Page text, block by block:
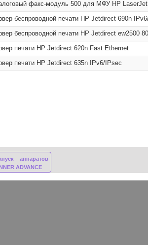
факс-модуль 500 для МФУ HP LaserJet
беспроводной печати HP Jetdirect 690n
беспроводной печати HP Jetdirect ew2500
печати HP Jetdirect 620n Fast Ethernet
печати HP Jetdirect 635n IPv6/IPsec
аппаратов
ADVANCE